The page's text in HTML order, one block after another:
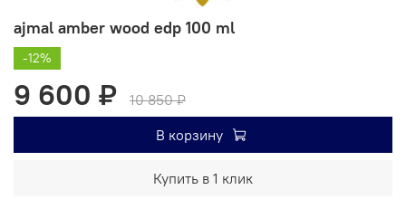
ajmal amber wood edp 100 ml
-12%
9 600 ₽
10 850 ₽
В корзину
Купить в 1 клик